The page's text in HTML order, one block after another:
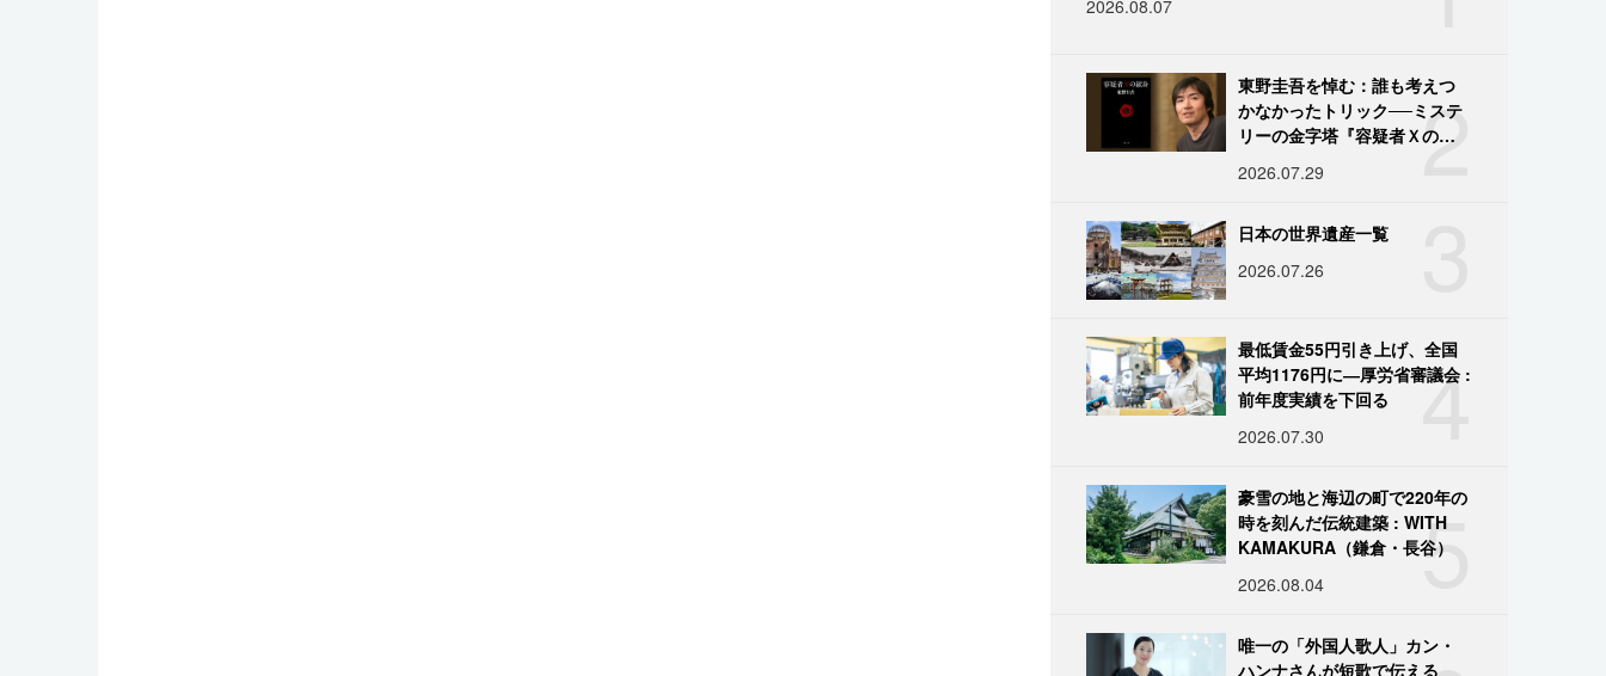
2026.08.07
2
東野圭吾を悼む：誰も考えつ
かなかったトリック──ミステ
リーの金字塔『容疑者Ｘの献
2026.07.29
日本の世界遺産一覧
2026.07.26
4
最低賃金55円引き上げ、全国
平均1176円に―厚労省審議会 :
前年度実績を下回る
2026.07.30
5
豪雪の地と海辺の町で220年の
時を刻んだ伝統建築 : WITH
KAMAKURA（鎌倉・長谷）
2026.08.04
唯一の「外国人歌人」カン・
ハンナさんが短歌で伝える